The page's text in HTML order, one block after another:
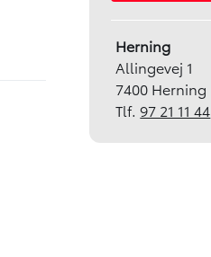
Herning
Allingevej 1
7400 Herning
Tlf.97 21 11 44